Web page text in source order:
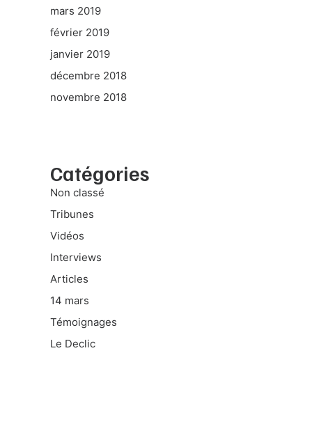
mars 2019
février 2019
janvier 2019
décembre 2018
novembre 2018
Catégories
Non classé
Tribunes
Vidéos
Interviews
Articles
14 mars
Témoignages
Le Declic